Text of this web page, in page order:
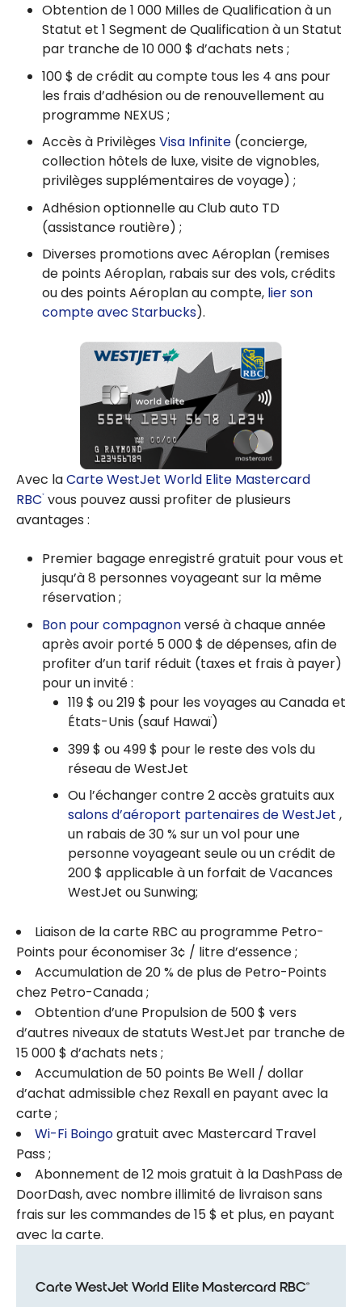
Obtention de 1 000 Milles de Qualification à un
Statut et 1 Segment de Qualification à un Statut
par tranche de 10 000 $ d’achats nets ;
100 $ de crédit au compte tous les 4 ans pour
les frais d’adhésion ou de renouvellement au
programme NEXUS ;
Accès à Privilèges Visa Infinite (concierge,
collection hôtels de luxe, visite de vignobles,
privilèges supplémentaires de voyage) ;
Adhésion optionnelle au Club auto TD
(assistance routière) ;
Diverses promotions avec Aéroplan (remises
de points Aéroplan, rabais sur des vols, crédits
ou des points Aéroplan au compte, lier son
compte avec Starbucks).
Avec laCarte WestJet World Elite Mastercard
RBC® vous pouvez aussi profiter de plusieurs
avantages :
Premier bagage enregistré gratuit pour vous et
jusqu’à 8 personnes voyageant sur la même
réservation ;
Bon pour compagnonversé à chaque année
après avoir porté 5 000 $ de dépenses, afin de
profiter d’un tarif réduit (taxes et frais à payer)
pour un invité :
119 $ ou219 $ pour les voyages au Canada et
États-Unis (sauf Hawaï)
399 $ ou 499 $ pour le reste des vols du
réseau de WestJet
Ou l’échanger contre 2 accès gratuits aux
salons d’aéroport partenaires de WestJet ,
un rabais de 30 % sur un vol pour une
personne voyageant seule ou un crédit de
200 $ applicable à un forfait de Vacances
WestJet ou Sunwing;
Liaison de la carte RBC au programme Petro-
Points pour économiser 3¢ / litre d’essence ;
Accumulation de 20 % de plus de Petro-Points
chez Petro-Canada ;
Obtention d’une Propulsion de 500 $ vers
d’autres niveaux de statuts WestJet par tranche de
15 000 $ d’achats nets ;
Accumulation de 50 points Be Well / dollar
d’achat admissible chez Rexall en payant avec la
carte ;
Wi-Fi Boingogratuit avec Mastercard Travel
Pass ;
Abonnement de 12 mois gratuit à la DashPass de
DoorDash, avec nombre illimité de livraison sans
frais sur les commandes de 15 $ et plus, en payant
avec la carte.
Carte WestJet World Elite Mastercard RBC®